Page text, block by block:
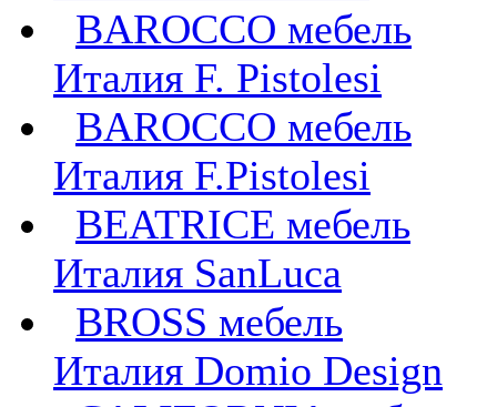
BAROCCO мебель
Италия F. Pistolesi
BAROCCO мебель
Италия F.Pistolesi
BEATRICE мебель
Италия SanLuca
BROSS мебель
Италия Domio Design